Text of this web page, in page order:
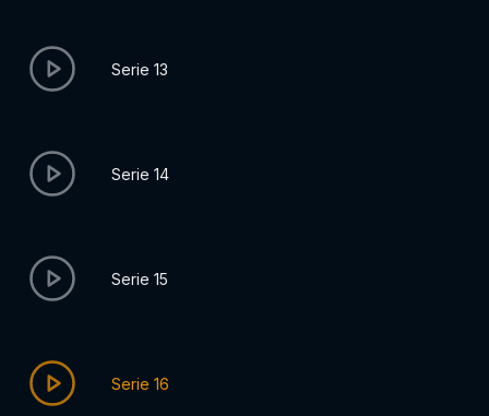
Serie 13
Serie 14
Serie 15
Serie 16